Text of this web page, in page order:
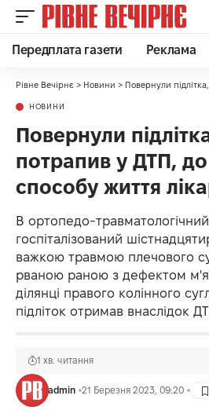
Передплата газети Реклама
Рівне Вечірнє > Новини > Повернули підлітка, який
НОВИНИ
Повернули
потрапив у ДТП,
способу життя
В ортопедо-
госпіталізований
важкою травмою плечового
рваною раною з дефектом
ділянці правого колінного
підліток отримав внаслідок
admin 21 Березня 2023, 09:20
1 хв. читання